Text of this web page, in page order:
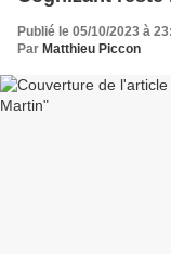
Publié le 05/10/2023 à
Par Matthieu Piccon